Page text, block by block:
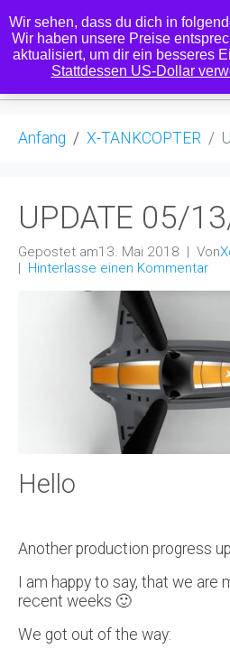
Anfang X-TANKCOPTER
UPDATE 05/
Gepostet am13. Mai 2018 Von
Hinterlasse einen Kommentar
Hello
Another production progress
I am happy to say, that we
recent weeks 🙂
We got out of the way:
Wir sehen, dass du dich in
Wir haben unsere Preise
aktualisiert, um dir ein besseres
Stattdessen US-Dollar